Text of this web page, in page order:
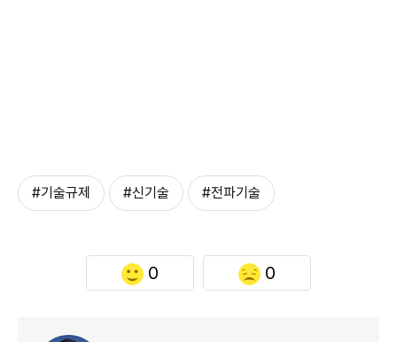
#기술규제 #신기술 #전파기술
0 0